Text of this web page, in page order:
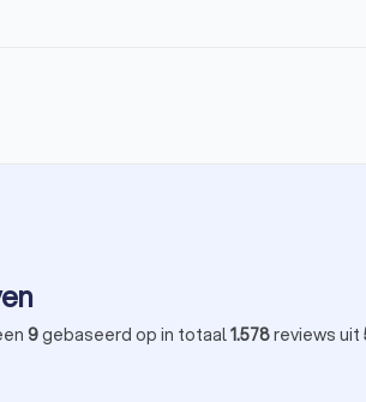
9gebaseerd op in totaal1.578reviews uit